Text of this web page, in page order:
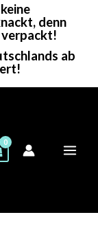
denn
verpackt!
ab